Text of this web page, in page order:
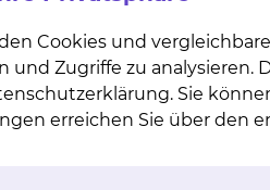
besprechen möchten,
und
Cookies und
und Zugriffe zu
Sie
erreichen Sie über den